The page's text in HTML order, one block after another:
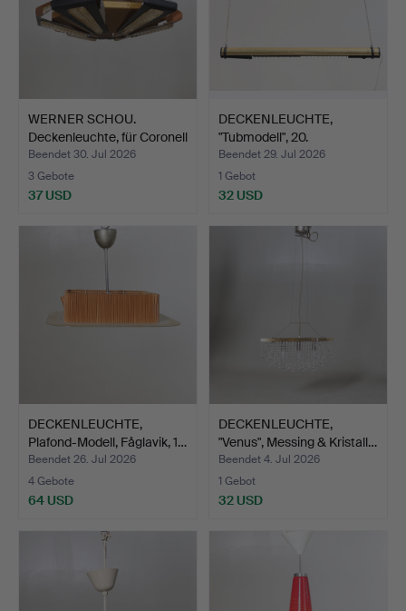
WERNER SCHOU.
Deckenleuchte, für Coronell
…
Beendet 30. Jul 2026
3 Gebote
37 USD
DECKENLEUCHTE,
"Tubmodell", 20.
Jahrhunder…
Beendet 29. Jul 2026
1 Gebot
32 USD
DECKENLEUCHTE,
Plafond-Modell, Fåglavik, 1…
Beendet 26. Jul 2026
4 Gebote
64 USD
DECKENLEUCHTE,
"Venus", Messing & Kristall…
Beendet 4. Jul 2026
1 Gebot
32 USD